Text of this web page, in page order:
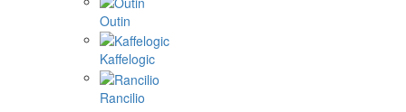
Outin
Kaffelogic
Rancilio